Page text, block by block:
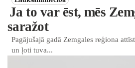
Ja to var ēst, mēs
saražot
Pagājušajā gadā Zemgales reģiona
un ļoti tuva...